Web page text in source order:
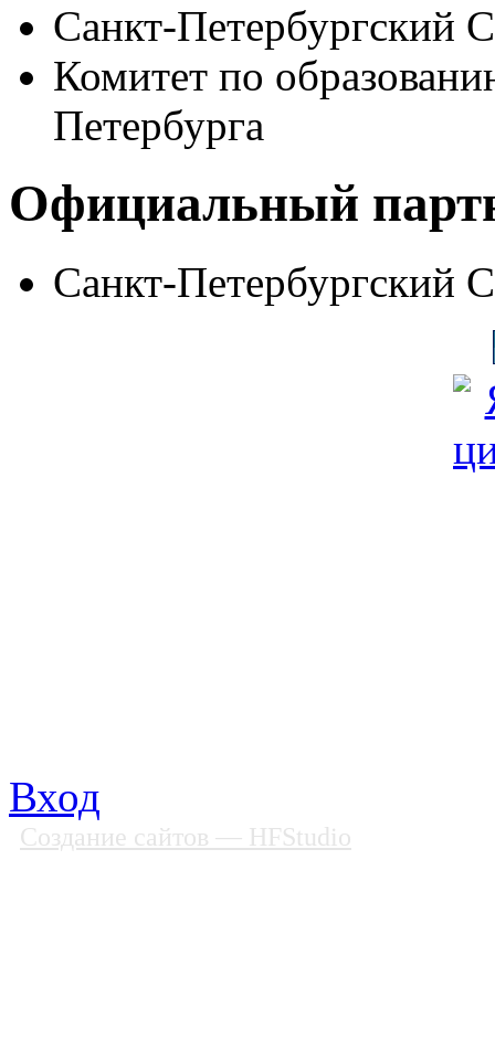
Санкт-Петербургский
Комитет по
Петербурга
Официальный
Санкт-Петербургский
Вход
Создание сайтов — HFStudio